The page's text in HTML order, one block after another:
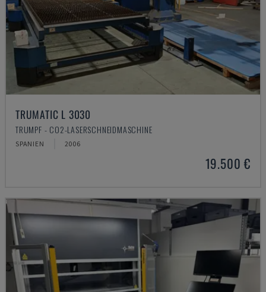
TRUMATIC L 3030
TRUMPF - CO2-LASERSCHNEIDMASCHINE
SPANIEN 2006
19.500 €